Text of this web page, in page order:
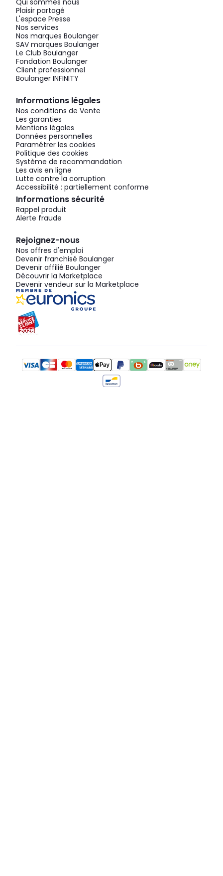
Qui sommes nous
Plaisir partagé
L'espace Presse
Nos services
Nos marques Boulanger
SAV marques Boulanger
Le Club Boulanger
Fondation Boulanger
Client professionnel
Boulanger INFINITY
Informations légales
Nos conditions de Vente
Les garanties
Mentions légales
Données personnelles
Paramétrer les cookies
Politique des cookies
Système de recommandation
Les avis en ligne
Lutte contre la corruption
Accessibilité : partiellement conforme
Informations sécurité
Rappel produit
Alerte fraude
Rejoignez-nous
Nos offres d'emploi
Devenir franchisé Boulanger
Devenir affilié Boulanger
Découvrir la Marketplace
Devenir vendeur sur la Marketplace